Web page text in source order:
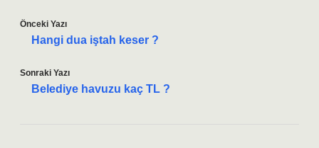
Önceki Yazı
Hangi dua iştah keser ?
Sonraki Yazı
Belediye havuzu kaç TL ?